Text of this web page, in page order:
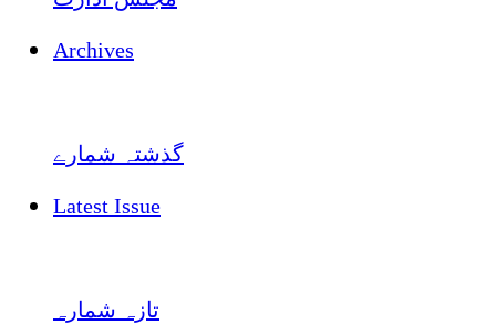
Archives
گذشتہ شمارے
Latest Issue
تازہ شمارہ